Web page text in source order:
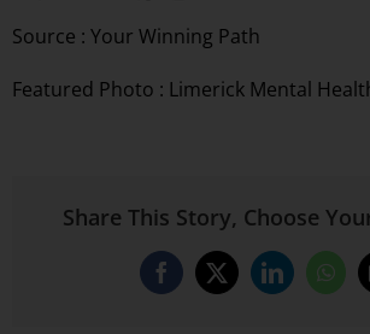
Source : Your Winning Path
Featured Photo : Limerick Mental
Share This Story, Choose
Facebook
X LinkedIn